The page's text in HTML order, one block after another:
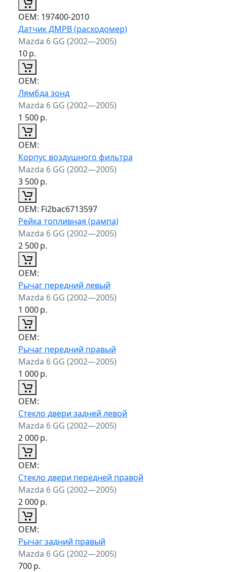
ОЕМ: 197400-2010
Датчик ДМРВ (расходомер)
Mazda 6 GG (2002—2005)
10р.
ОЕМ:
Лямбда зонд
Mazda 6 GG (2002—2005)
1 500р.
ОЕМ:
Корпус воздушного фильтра
Mazda 6 GG (2002—2005)
3 500р.
ОЕМ: Fi2bac6713597
Рейка топливная (рампа)
Mazda 6 GG (2002—2005)
2 500р.
ОЕМ:
Рычаг передний левый
Mazda 6 GG (2002—2005)
1 000р.
ОЕМ:
Рычаг передний правый
Mazda 6 GG (2002—2005)
1 000р.
ОЕМ:
Стекло двери задней левой
Mazda 6 GG (2002—2005)
2 000р.
ОЕМ:
Стекло двери передней правой
Mazda 6 GG (2002—2005)
2 000р.
ОЕМ:
Рычаг задний правый
Mazda 6 GG (2002—2005)
700р.